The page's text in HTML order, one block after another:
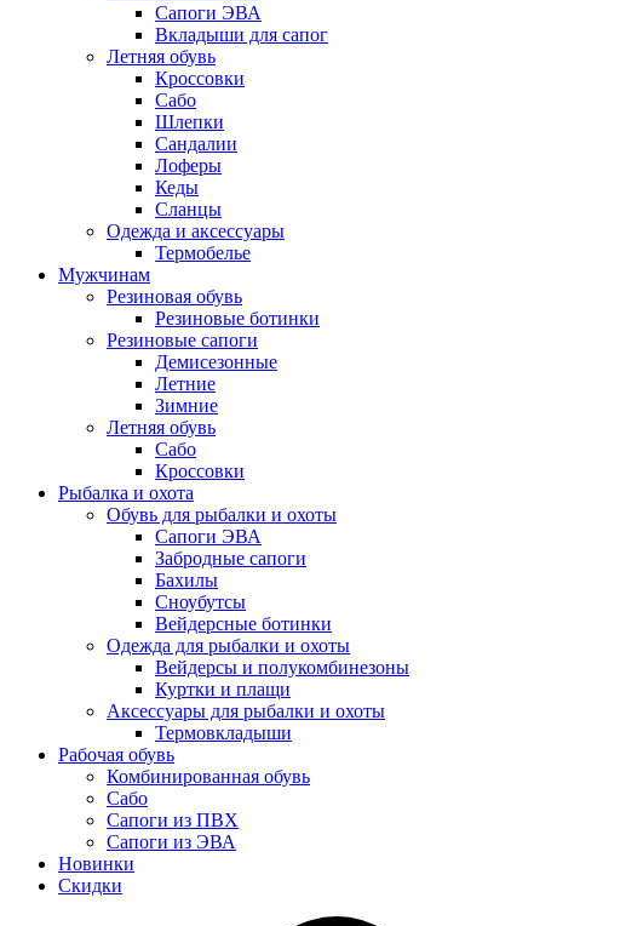
Cапоги ЭВА
Вкладыши для сапог
Летняя обувь
Кроссовки
Сабо
Шлепки
Сандалии
Лоферы
Кеды
Сланцы
Одежда и аксессуары
Термобелье
Мужчинам
Резиновая обувь
Резиновые ботинки
Резиновые сапоги
Демисезонные
Летние
Зимние
Летняя обувь
Сабо
Кроссовки
Рыбалка и охота
Обувь для рыбалки и охоты
Сапоги ЭВА
Забродные сапоги
Бахилы
Сноубутсы
Вейдерсные ботинки
Одежда для рыбалки и охоты
Вейдерсы и полукомбинезоны
Куртки и плащи
Аксессуары для рыбалки и охоты
Термовкладыши
Рабочая обувь
Комбинированная обувь
Сабо
Сапоги из ПВХ
Сапоги из ЭВА
Новинки
Скидки